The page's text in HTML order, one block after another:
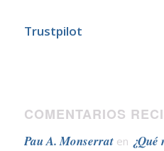
Trustpilot
COMENTARIOS
Pau A. Monserraten ¿Qué